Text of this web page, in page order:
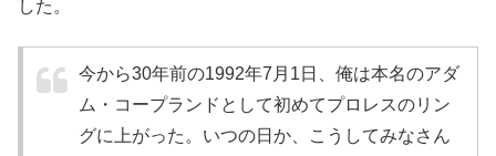
した。
今から30年前の1992年7月1日、俺は本名のアダ
ム・コープランドとして初めてプロレスのリン
グに上がった。いつの日か、こうしてみなさん